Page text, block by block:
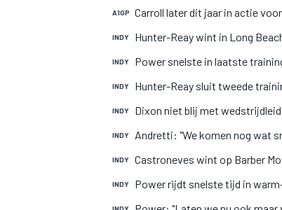
A1GP Carroll later dit jaar in actie
INDY Hunter-Reay wint in Long
INDY Power snelste in laatste
INDY Hunter-Reay sluit tweede
INDY Dixon niet blij met
INDY Andretti: "We komen nog wat
INDY Castroneves wint op Barber
INDY Power rijdt snelste tijd in
INDY